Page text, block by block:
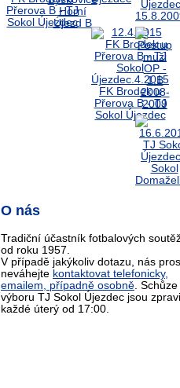
O nás
Tradiční účastník fotbalových
od roku 1957.
V případě jakýkoliv dotazu, nás
neváhejte kontaktovat telefonicky,
emailem, případně osobně. Schůze
výboru TJ Sokol Újezdec jsou
každé úterý od 17:00.